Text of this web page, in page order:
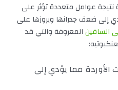
نتيجة عوامل متعددة تؤثر على
إلى ضعف جدرانها وبروزها على
الساقينالمعروفة والتي قد
مما يؤدي إلى